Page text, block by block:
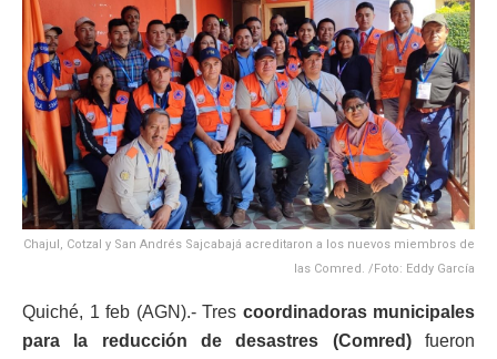
Chajul, Cotzal y San Andrés Sajcabajá acreditaron a los nuevos miembros de
las Comred. /Foto: Eddy García
Quiché, 1 feb (AGN).- Tres coordinadoras municipales
para la reducción de desastres (Comred)fueron